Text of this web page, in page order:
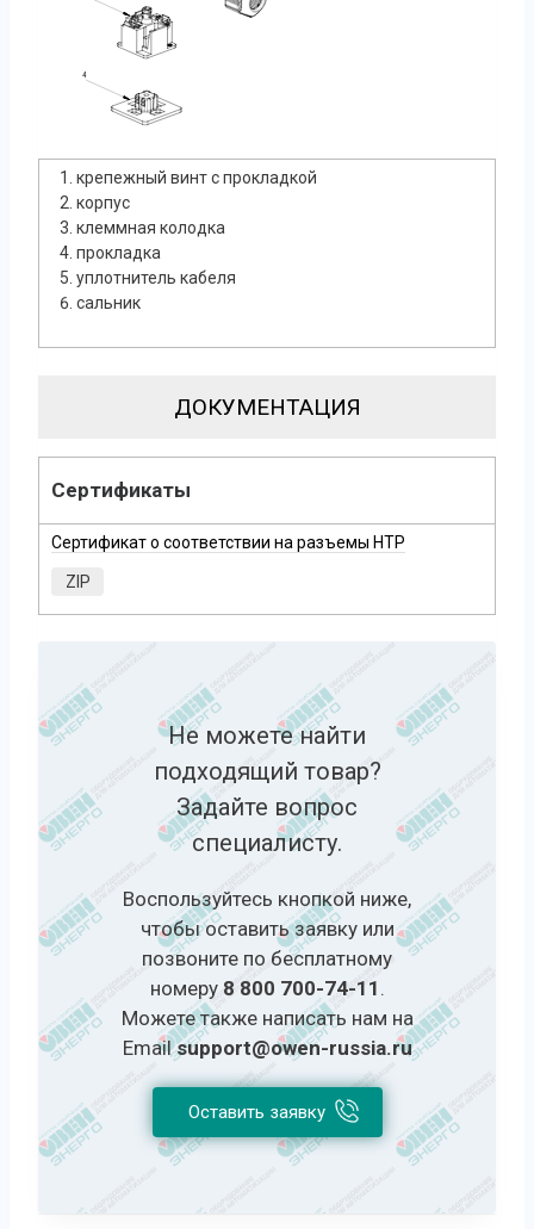
крепежный винт с прокладкой
корпус
клеммная колодка
прокладка
уплотнитель кабеля
сальник
ДОКУМЕНТАЦИЯ
Сертификаты
Сертификат о соответствии на разъемы НТР
ZIP
Не можете найти
подходящий товар?
Задайте вопрос
специалисту.
Воспользуйтесь кнопкой ниже,
чтобы оставить заявку или
позвоните по бесплатному
номеру 8 800 700-74-11 .
Можете также написать нам на
Emailsupport@owen-russia.ru
Оставить заявку